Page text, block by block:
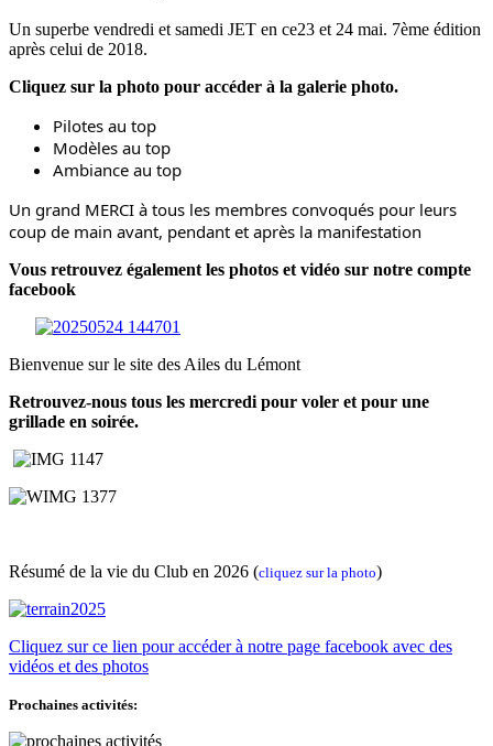
Un superbe vendredi et samedi JET en ce23 et 24 mai. 7ème édition
après celui de 2018.
Cliquez sur la photo pour accéder à la galerie photo.
Pilotes au top
Modèles au top
Ambiance au top
Un grand MERCI à tous les membres convoqués pour leurs
coup de main avant, pendant et après la manifestation
Vous retrouvez également les photos et vidéo sur notre compte
facebook
Bienvenue sur le site des Ailes du Lémont
Retrouvez-nous tous les mercredi pour voler et pour une
grillade en soirée.
Résumé de la vie du Club en 2026 (cliquez sur la photo)
Cliquez sur ce lien pour accéder à notre page facebook avec des
vidéos et des photos
Prochaines activités: